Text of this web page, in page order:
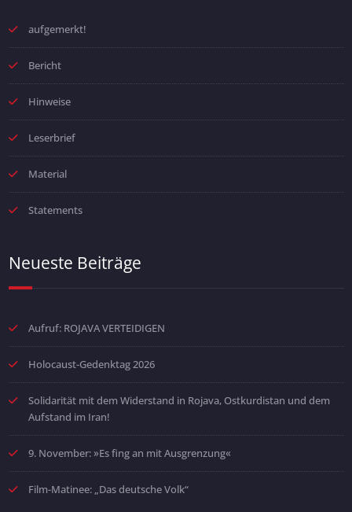
aufgemerkt!
Bericht
Hinweise
Leserbrief
Material
Statements
Neueste Beiträge
Aufruf: ROJAVA VERTEIDIGEN
Holocaust-Gedenktag 2026
Solidarität mit dem Widerstand in Rojava, Ostkurdistan und dem
Aufstand im Iran!
9. November: »Es fing an mit Ausgrenzung«
Film-Matinee: „Das deutsche Volk“